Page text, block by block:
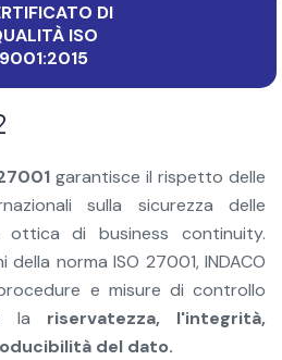
DI
ISO
9001:2015
garantisce il rispetto delle
sulla sicurezza delle
ottica di business continuity.
norma ISO 27001, INDACO
e misure di controllo
la riservatezza, l'integrità,
del dato.